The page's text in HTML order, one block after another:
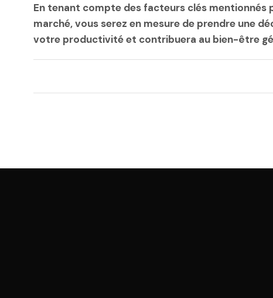
En tenant compte des facteurs clés
marché, vous serez en mesure de prendre une
votre productivité et contribuera au bien-être